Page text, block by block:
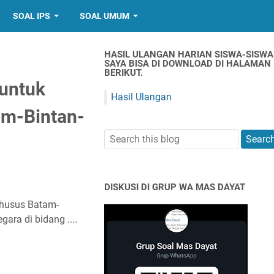
SOAL IPS SOAL UMUM
Bintan-
Batam-
di bidang ....
HASIL ULANGAN HARIAN SISWA-SISWA
SAYA BISA DI DOWNLOAD DI HALAMAN
BERIKUT.
Hasil Ulangan
DISKUSI DI GRUP WA MAS DAYAT